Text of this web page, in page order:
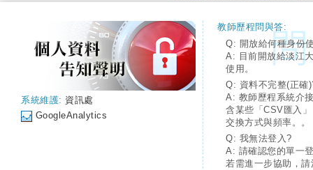
系統維護: 資訊處
GoogleAnalytics
教師歷程問與答:
Q: 開放給何種身份
A: 目前開放給淡江
使用。
Q: 資料不完整(正確
A: 教師歷程系統介
含某些「CSV匯入
交換方式與頻率。。
Q: 我無法登入?
A: 請確認您的單一
若需進一步協助，